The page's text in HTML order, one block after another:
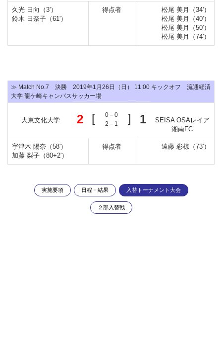
久光 日向（3'）
鈴木 日奈子（61'）
得点者
松尾 美月（34'）
松尾 美月（40'）
松尾 美月（50'）
松尾 美月（74'）
≫ Match No.7 決勝 2019年1月26日（日） 11:00 キックオフ 流通経済
大学 龍ケ崎キャンパスサッカー場
大東文化大学 2 [
0－0
2－1
] 1
SEISA OSAレイア
湘南FC
宇津木 陽奈（58'）
加藤 梨子（80+2'）
得点者 遠藤 彩椋（73'）
実施要項 日程・結果 入替トーナメント大会
２部入替戦